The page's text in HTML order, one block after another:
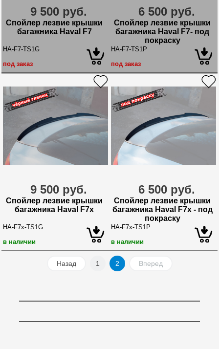
9 500 руб.
Спойлер лезвие крышки
багажника Haval F7
HA-F7-TS1G
под заказ
6 500 руб.
Спойлер лезвие крышки
багажника Haval F7- под
покраску
HA-F7-TS1P
под заказ
9 500 руб.
Спойлер лезвие крышки
багажника Haval F7x
HA-F7x-TS1G
в наличии
6 500 руб.
Спойлер лезвие крышки
багажника Haval F7x - под
покраску
HA-F7x-TS1P
в наличии
Назад 1 2 Вперед